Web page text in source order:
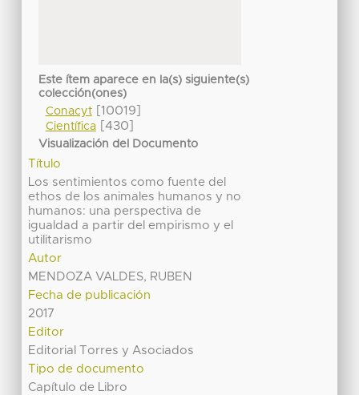
Este ítem aparece en la(s) siguiente(s)
colección(ones)
Conacyt[10019]
Científica[430]
Visualización del Documento
Título
Los sentimientos como fuente del
ethos de los animales humanos y no
humanos: una perspectiva de
igualdad a partir del empirismo y el
utilitarismo
Autor
MENDOZA VALDES, RUBEN
Fecha de publicación
2017
Editor
Editorial Torres y Asociados
Tipo de documento
Capítulo de Libro